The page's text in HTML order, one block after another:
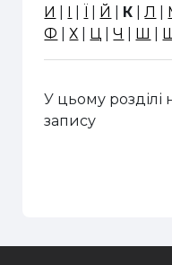
И
І Ї Й К Л
Ф |Х Ц |Ч Ш
У цьому
запису